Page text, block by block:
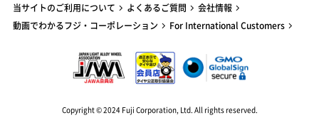
当サイトのご利用について
よくあるご質問
会社情報
動画でわかるフジ・コーポレーション
For International Customers
Copyright © 2024 Fuji Corporation, Ltd. All rights reserved.